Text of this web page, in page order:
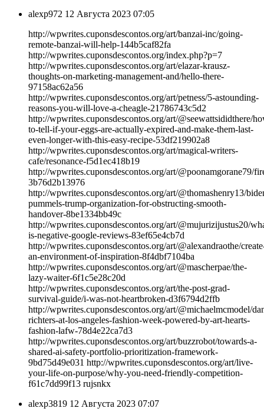
alexp972 12 Августа 2023 07:05
http://wpwrites.cuponsdescontos.org/art/banzai-inc/going-
remote-banzai-will-help-144b5caf82fa
http://wpwrites.cuponsdescontos.org/index.php?p=7
http://wpwrites.cuponsdescontos.org/art/elazar-krausz-
thoughts-on-marketing-management-and/hello-there-
97158ac62a56
http://wpwrites.cuponsdescontos.org/art/petness/5-astounding-
reasons-you-will-love-a-cheagle-21786743c5d2
http://wpwrites.cuponsdescontos.org/art/@seewattsididthere/
to-tell-if-your-eggs-are-actually-expired-and-make-them-last-
even-longer-with-this-easy-recipe-53df219902a8
http://wpwrites.cuponsdescontos.org/art/magical-writers-
cafe/resonance-f5d1ec418b19
http://wpwrites.cuponsdescontos.org/art/@poonamgorane79/
3b76d2b13976
http://wpwrites.cuponsdescontos.org/art/@thomashenry13/
pummels-trump-organization-for-obstructing-smooth-
handover-8be1334bb49c
http://wpwrites.cuponsdescontos.org/art/@mujurizijustus20/
is-negative-google-reviews-83ef65e4cb7d
http://wpwrites.cuponsdescontos.org/art/@alexandraothe/
an-environment-of-inspiration-8f4dbf7104ba
http://wpwrites.cuponsdescontos.org/art/@mascherpae/the-
lazy-waiter-6f1c5e28c20d
http://wpwrites.cuponsdescontos.org/art/the-post-grad-
survival-guide/i-was-not-heartbroken-d3f6794d2ffb
http://wpwrites.cuponsdescontos.org/art/@michaelmcmodel/
richters-at-los-angeles-fashion-week-powered-by-art-hearts-
fashion-lafw-78d4e22ca7d3
http://wpwrites.cuponsdescontos.org/art/buzzrobot/towards-a-
shared-ai-safety-portfolio-prioritization-framework-
9bd75d49e031 http://wpwrites.cuponsdescontos.org/art/live-
your-life-on-purpose/why-you-need-friendly-competition-
f61c7dd99f13 rujsnkx
alexp3819 12 Августа 2023 07:07